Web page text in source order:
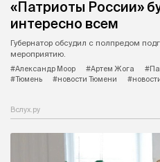
«Патриоты России»
интересно всем
Губернатор обсудил с полпредом
мероприятию.
#Александр Моор
#Артем Жога
#Тюмень
#новости Тюмени
Вслух.ру